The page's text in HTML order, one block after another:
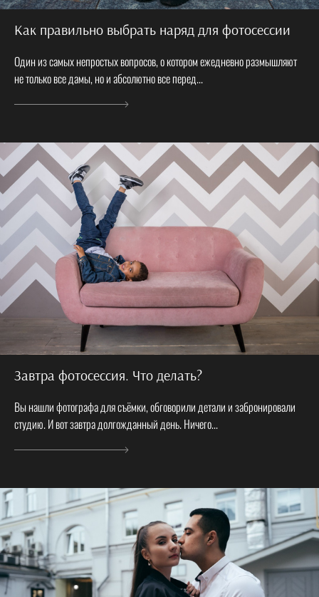
Как правильно выбрать наряд для фотосессии
Один из самых непростых вопросов, о котором ежедневно размышляют
не только все дамы, но и абсолютно все перед...
Завтра фотосессия. Что делать?
Вы нашли фотографа для съёмки, обговорили детали и забронировали
студию. И вот завтра долгожданный день. Ничего...